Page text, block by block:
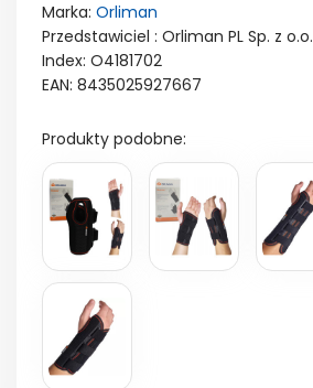
Marka: Orliman
Przedstawiciel : Orliman PL Sp. z o.o.
Index: O4181702
EAN: 8435025927667
Produkty podobne: